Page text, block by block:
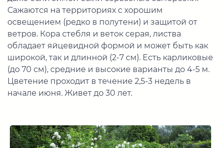
Сажаются на территориях с хорошим
освещением (редко в полутени) и защитой от
ветров. Кора стебля и веток серая, листва
обладает яйцевидной формой и может быть как
широкой, так и длинной (2-7 см). Есть карликовые
(до 70 см), средние и высокие варианты до 4-5 м.
Цветение проходит в течение 2,5-3 недель в
начале июня. Живет до 30 лет.